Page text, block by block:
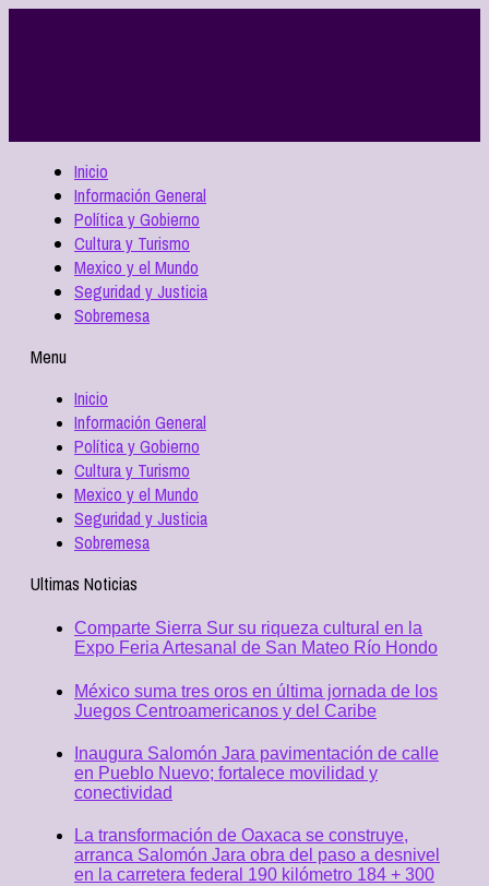
Inicio
Información General
Política y Gobierno
Cultura y Turismo
Mexico y el Mundo
Seguridad y Justicia
Sobremesa
Menu
Inicio
Información General
Política y Gobierno
Cultura y Turismo
Mexico y el Mundo
Seguridad y Justicia
Sobremesa
Ultimas Noticias
Comparte Sierra Sur su riqueza cultural en la
Expo Feria Artesanal de San Mateo Río Hondo
México suma tres oros en última jornada de los
Juegos Centroamericanos y del Caribe
Inaugura Salomón Jara pavimentación de calle
en Pueblo Nuevo; fortalece movilidad y
conectividad
La transformación de Oaxaca se construye,
arranca Salomón Jara obra del paso a desnivel
en la carretera federal 190 kilómetro 184 + 300